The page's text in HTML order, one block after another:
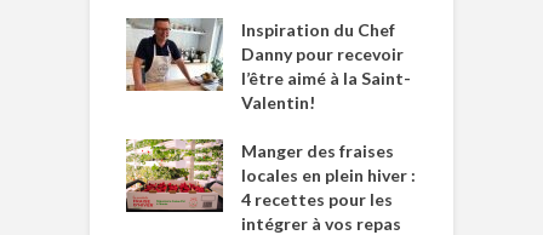
Inspiration du Chef
Danny pour recevoir
l’être aimé à la Saint-
Valentin!
Manger des fraises
locales en plein hiver :
4 recettes pour les
intégrer à vos repas